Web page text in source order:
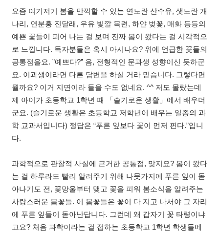
요즘 여기저기 봄을 만끽할 수 있는 연노란 산수유, 샛노란 개
나리, 연분홍 진달래, 우유 빛깔 목련, 하얀 벚꽃, 매화 등등의
예쁜 꽃들이 피어 나는 걸 보며 진짜 봄이 왔다는 걸 시각적으
로 느낍니다. 독자분들은 혹시 아시나요? 위에 언급한 꽃들의
공통점을요. ”예쁘다?” 음, 전형적인 문과생 성향이신 듯하군
요. 이과생이라면 다른 답변을 하실 거라 믿습니다. 그렇다면
뭘까요? 이거 지면이라 들을 수도 없네요. ^^ 저도 몰랐는데
제 아이가 초등학교 1학년 때 「슬기로운 생활」에서 배우더
군요. (슬기로운 생활은 초등학교 저학년이 배우는 일종의 과
학 교과서입니다) 정답은 “푸른 잎보다 꽃이 먼저 핀다.”입니
다.
과학적으로 관찰적 사실에 근거한 공통점, 맞지요? 봄이 왔다
는 걸 하루라도 빨리 알려주기 위해 나뭇가지에 푸른 잎이 돋
아나기도 전, 꽃망울부터 맺고 꽃을 피워 봄소식을 알려주는
사랑스러운 봄꽃들. 이 봄꽃들은 꽃이 다 지고 나서야 그 자리
에 푸른 잎들이 돋아난답니다. 그런데 왜 갑자기 꽃 타령이냐
고요? 처음 과학이라는 걸 접하는 초등학교 1학년 학생들에